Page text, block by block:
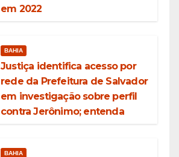
em 2022
BAHIA
Justiça identifica acesso por
rede da Prefeitura de Salvador
em investigação sobre perfil
contra Jerônimo; entenda
BAHIA